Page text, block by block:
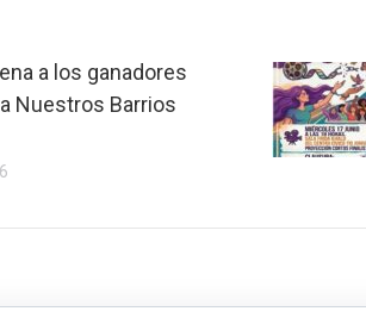
a los ganadores
Nuestros Barrios